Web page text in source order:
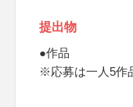
提出物
●作品
※応募は一人5作